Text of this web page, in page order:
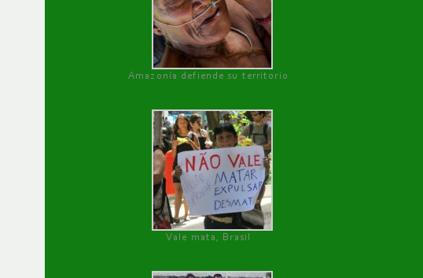
Amazonía defiende su territorio
Vale mata, Brasil